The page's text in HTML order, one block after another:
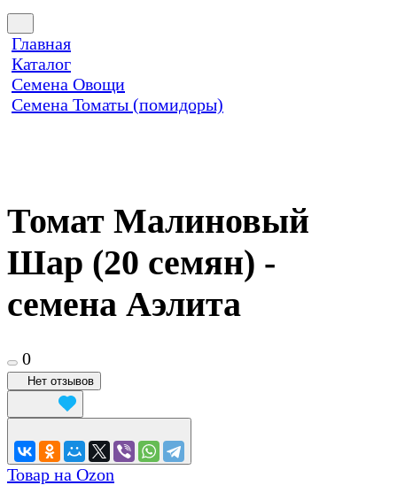
Главная
Каталог
Семена Овощи
Семена Томаты (помидоры)
Томат Малиновый
Шар (20 семян) -
семена Аэлита
0
Нет отзывов
Товар на Ozon